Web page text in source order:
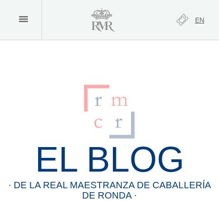
EN
EL BLOG
· DE LA REAL MAESTRANZA DE CABALLERÍA
DE RONDA ·